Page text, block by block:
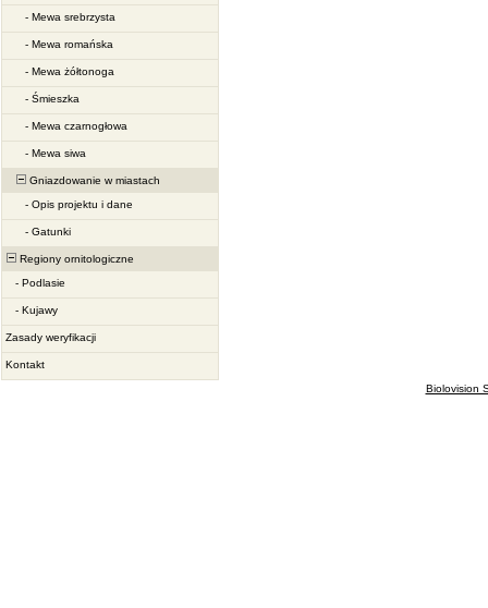
- Mewa srebrzysta
- Mewa romańska
- Mewa żółtonoga
- Śmieszka
- Mewa czarnogłowa
- Mewa siwa
Gniazdowanie w miastach
- Opis projektu i dane
- Gatunki
Regiony ornitologiczne
- Podlasie
- Kujawy
Zasady weryfikacji
Kontakt
Biolovision